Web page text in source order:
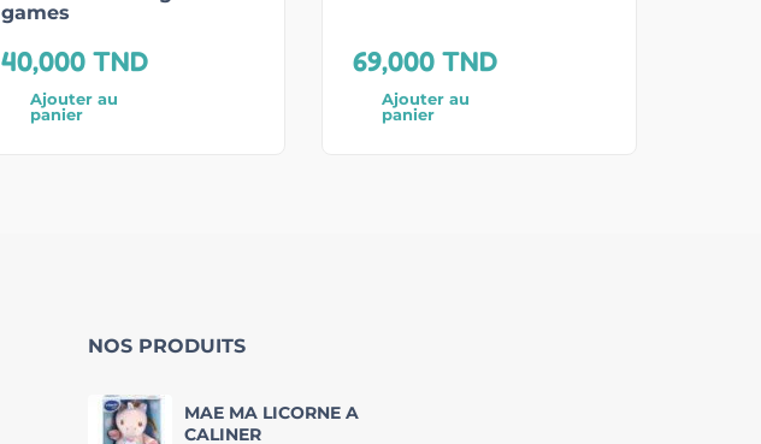
games
40,000 TND
Ajouter au
panier
69,000 TND
Ajouter au
panier
NOS PRODUITS
MAE MA LICORNE A
CALINER